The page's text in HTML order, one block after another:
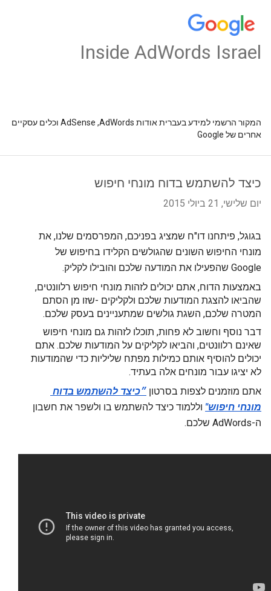
Inside AdWords Israel
המקור הרשמי למידע בעברית אודות AdSense ,AdWords וכלים עסקיים
אחרים של Google
כיצד להשתמש בדוח מונחי חיפוש
יום שלישי, 21 ביולי 2015
Google שהפעילו את המודעה שלכם והובילו לקליק.
המטרה שלכם, השגת גולשים שמתעניינים בעסק שלכם.
לא יציגו עבור מונחים אלה בעתיד.
אתם מוזמנים לצפות בסרטון
מונחי חיפוש"
ה-AdWords שלכם.